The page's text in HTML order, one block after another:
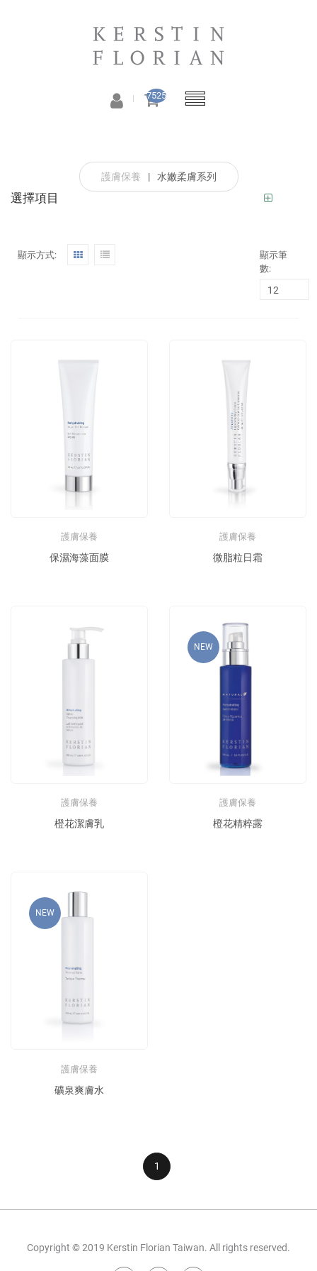
7525
護膚保養 | 水嫩柔膚系列
選擇項目
顯示方式:
顯示筆
數:
護膚保養
保濕海藻面膜
護膚保養
微脂粒日霜
護膚保養
橙花潔膚乳
NEW
護膚保養
橙花精粹露
NEW
護膚保養
礦泉爽膚水
1
Copyright © 2019 Kerstin Florian Taiwan. All rights reserved.